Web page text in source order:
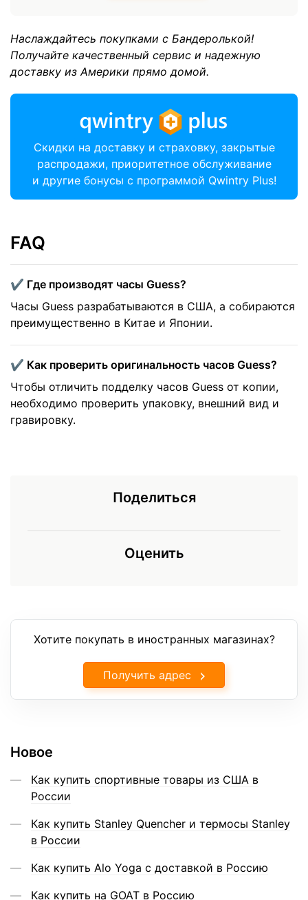
Наслаждайтесь покупками с Бандеролькой!
Получайте качественный сервис и надежную
доставку из Америки прямо домой.
Скидки на доставку и страховку, закрытые
распродажи, приоритетное обслуживание
и другие бонусы с программой Qwintry Plus!
FAQ
✔️ Где производят часы Guess?
Часы Guess разрабатываются в США, а собираются
преимущественно в Китае и Японии.
✔️ Как проверить оригинальность часов Guess?
Чтобы отличить подделку часов Guess от копии,
необходимо проверить упаковку, внешний вид и
гравировку.
Поделиться
Оценить
Хотите покупать в иностранных магазинах?
Получить адрес
Новое
Как купить спортивные товары из США в
России
Как купить Stanley Quencher и термосы Stanley
в России
Как купить Alo Yoga с доставкой в Россию
Как купить на GOAT в Россию